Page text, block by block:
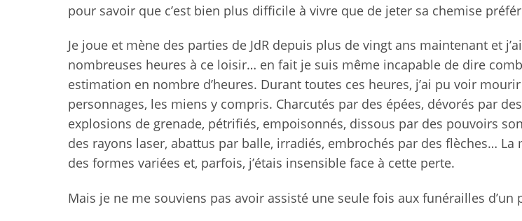
pour savoir que c’est bien plus difficile à vivre que de jeter sa chemise
Je joue et mène des parties de JdR depuis plus de vingt ans maintenant et
nombreuses heures à ce loisir… en fait je suis même incapable de dire
estimation en nombre d’heures. Durant toutes ces heures, j’ai pu voir
personnages, les miens y compris. Charcutés par des épées, dévorés par
explosions de grenade, pétrifiés, empoisonnés, dissous par des pouvoirs
des rayons laser, abattus par balle, irradiés, embrochés par des flèches… La
des formes variées et, parfois, j’étais insensible face à cette perte.
Mais je ne me souviens pas avoir assisté une seule fois aux funérailles d’un